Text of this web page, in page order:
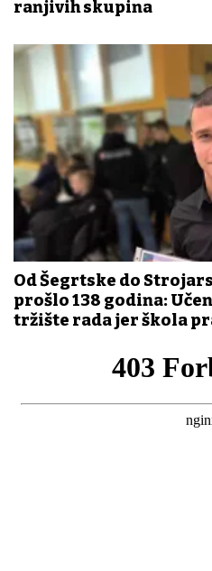
ranjivih skupina
Od Šegrtske do
prošlo 138 godina:
tržište rada jer škola